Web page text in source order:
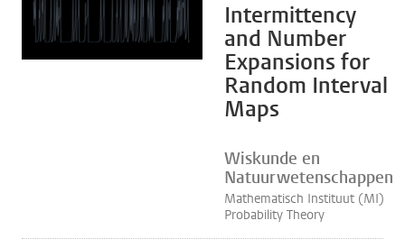
Intermittency
and Number
Expansions for
Random Interval
Maps
Wiskunde en
Natuurwetenschappen
Mathematisch Instituut (MI)
Probability Theory